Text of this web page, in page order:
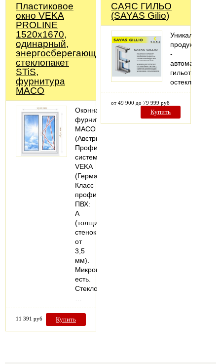
Пластиковое
окно VEKA
PROLINE
1520х1670,
одинарный,
энергосберегающий
стеклопакет
STiS,
фурнитура
MACO
Оконная
фурнитура
MACO
(Австрия).
Профильная
система:
VEKA
(Германия).
Класс
профиля
ПВХ:
А
(толщина
стенок
от
3,5
мм).
Микропроветривание:
есть.
Стеклопакеты:
11 391 руб Купить
САЯС ГИЛЬО
(SAYAS Gilio)
Уникальный
продукт
-
гильотинное
остекление
от 49 900 до 79 999 руб
Купить